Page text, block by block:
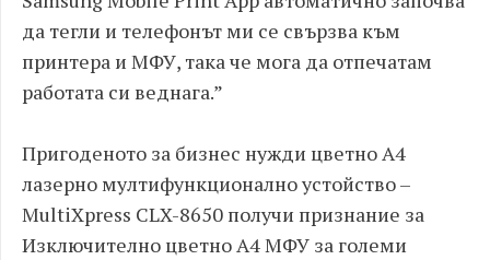
да тегли и телефонът ми се свързва към
принтера и МФУ, така че мога да отпечатам
работата си веднага.”
Пригоденото за бизнес нужди цветно A4
лазерно мултифункционално устойство –
MultiXpress CLX-8650 получи признание за
Изключително цветно A4 МФУ за големи